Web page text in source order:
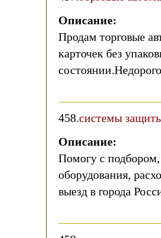
Описание:
Продам торговые
карточек без
458.системы
Описание:
Помогу с
оборудования,
выезд в города